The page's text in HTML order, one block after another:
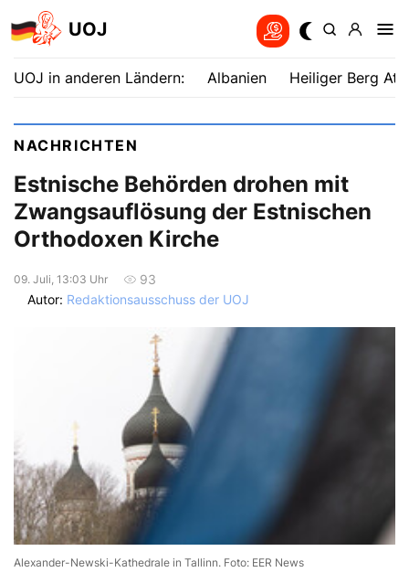
UOJ
UOJ in anderen Ländern: Albanien Heiliger Berg
NACHRICHTEN
Estnische Behörden drohen mit
Zwangsauflösung der Estnischen
Orthodoxen Kirche
09. Juli, 13:03 Uhr
93
Autor: Redaktionsausschuss der UOJ
Alexander-Newski-Kathedrale in Tallinn. Foto: EER News